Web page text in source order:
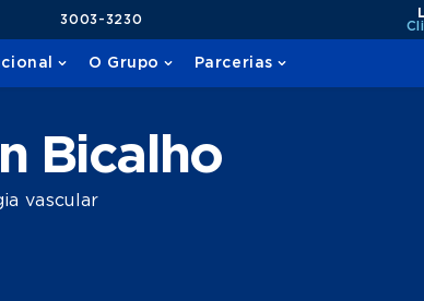
3003-3230
O Grupo Parcerias
Bicalho
vascular